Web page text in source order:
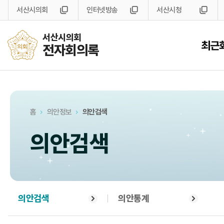
서산시의회
전자회의록
서산시의회 인터넷방송 서산시청
최근
홈 의안정보 의안검색
의안검색
의안검색 의안통계